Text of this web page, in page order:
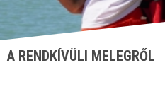
A RENDKÍVÜLI MELEGRŐL